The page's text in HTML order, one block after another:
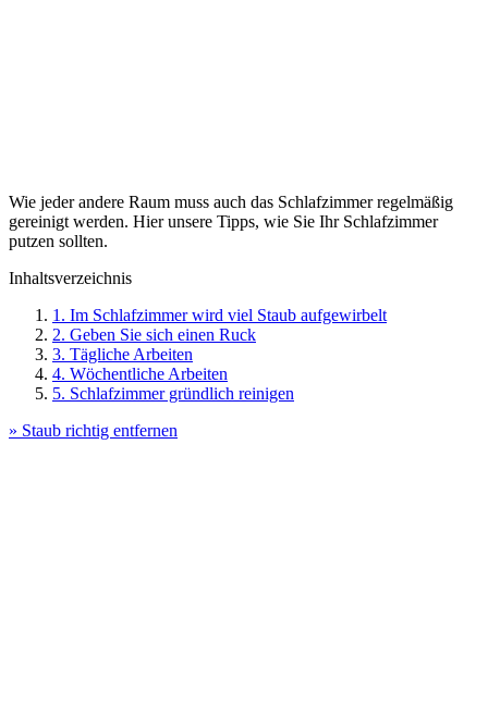
Wie jeder andere Raum muss auch das Schlafzimmer regelmäßig
gereinigt werden. Hier unsere Tipps, wie Sie Ihr Schlafzimmer
putzen sollten.
Inhaltsverzeichnis
1. Im Schlafzimmer wird viel Staub aufgewirbelt
2. Geben Sie sich einen Ruck
3. Tägliche Arbeiten
4. Wöchentliche Arbeiten
5. Schlafzimmer gründlich reinigen
» Staub richtig entfernen